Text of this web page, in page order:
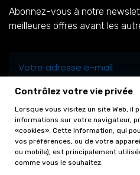
Abonnez-vous à notre
meilleures offres avant les
Contrôlez votre vie privée
Lorsque vous visitez un site Web, il
informations sur votre navigateur,
«cookies». Cette information, qui
vos préférences, ou de votre
ou mobile), est principalement
comme vous le souhaitez.